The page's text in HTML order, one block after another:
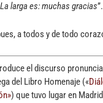
La larga es: muchas gracias”.
a todos y de todo
el discurso
del Libro Homenaje («
) que tuvo lugar en